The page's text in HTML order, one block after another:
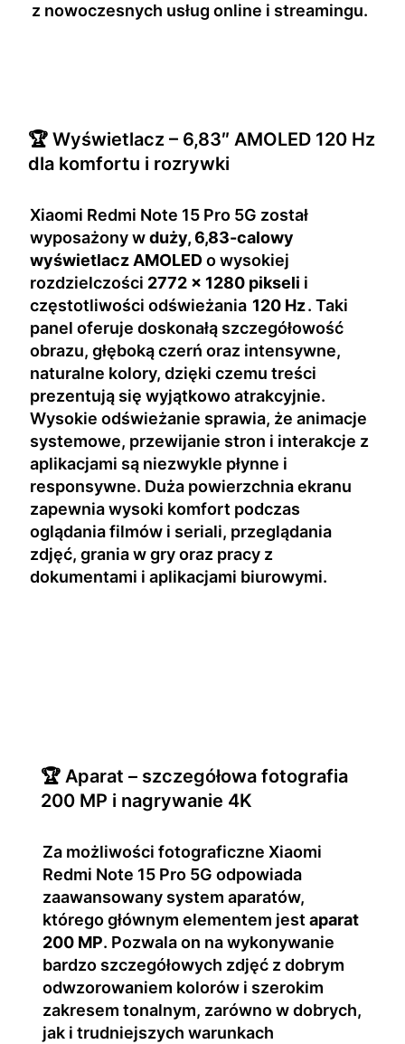
z nowoczesnych usług online i streamingu.
🏆 Wyświetlacz – 6,83″ AMOLED 120 Hz
dla komfortu i rozrywki
Xiaomi Redmi Note 15 Pro 5G został
wyposażony wduży, 6,83-calowy
wyświetlacz AMOLEDo wysokiej
rozdzielczości 2772 × 1280 pikseli i
częstotliwości odświeżania 120 Hz. Taki
panel oferuje doskonałą szczegółowość
obrazu, głęboką czerń oraz intensywne,
naturalne kolory, dzięki czemu treści
prezentują się wyjątkowo atrakcyjnie.
Wysokie odświeżanie sprawia, że animacje
systemowe, przewijanie stron i interakcje z
aplikacjami są niezwykle płynne i
responsywne. Duża powierzchnia ekranu
zapewnia wysoki komfort podczas
oglądania filmów i seriali, przeglądania
zdjęć, grania w gry oraz pracy z
dokumentami i aplikacjami biurowymi.
🏆 Aparat – szczegółowa fotografia
200 MP i nagrywanie 4K
Za możliwości fotograficzne Xiaomi
Redmi Note 15 Pro 5G odpowiada
zaawansowany system aparatów,
którego głównym elementem jest aparat
200 MP. Pozwala on na wykonywanie
bardzo szczegółowych zdjęć z dobrym
odwzorowaniem kolorów i szerokim
zakresem tonalnym, zarówno w dobrych,
jak i trudniejszych warunkach